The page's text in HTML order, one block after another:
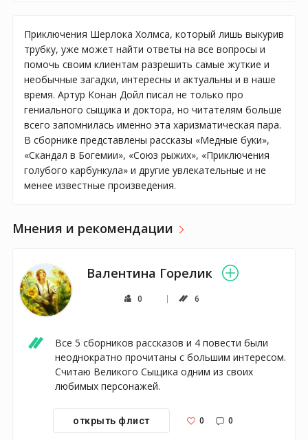
Приключения Шерлока Холмса, который лишь выкурив
трубку, уже может найти ответы на все вопросы и
помочь своим клиентам разрешить самые жуткие и
необычные загадки, интересны и актуальны и в наше
время. Артур Конан Дойл писал не только про
гениального сыщика и доктора, но читателям больше
всего запомнилась именно эта харизматическая пара.
В сборнике представлены рассказы «Медные буки»,
«Скандал в Богемии», «Союз рыжих», «Приключения
голубого карбункула» и другие увлекательные и не
менее известные произведения.
Мнения и рекомендации
Валентина Горелик
0 6
Все 5 сборников рассказов и 4 повести были
неоднократно прочитаны с большим интересом.
Считаю Великого Сыщика одним из своих
любимых персонажей.
открыть флист 0 0